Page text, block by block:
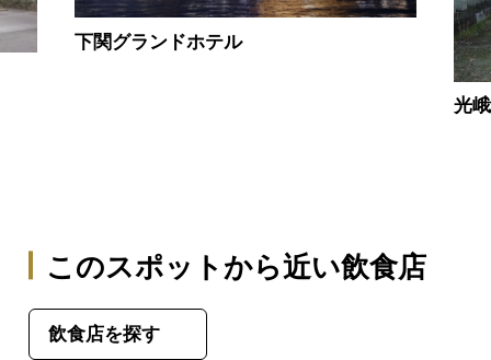
下関グランドホテル
光
このスポットから近い飲食店
飲食店を探す